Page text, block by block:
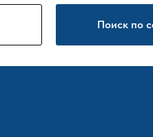
Поиск по